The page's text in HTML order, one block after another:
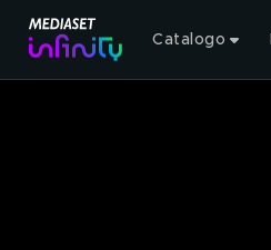
Catalogo